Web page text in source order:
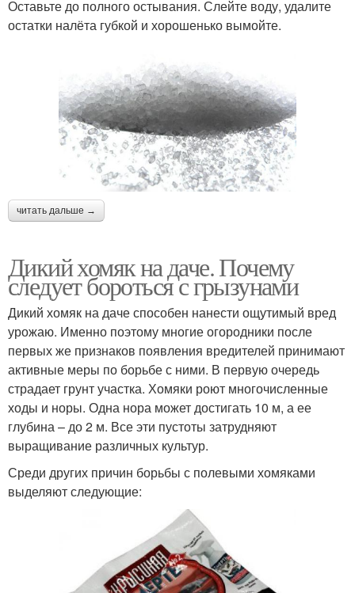
Оставьте до полного остывания. Слейте воду, удалите
остатки налёта губкой и хорошенько вымойте.
читать дальше →
Дикий хомяк на даче. Почему
следует бороться с грызунами
Дикий хомяк на даче способен нанести ощутимый вред
урожаю. Именно поэтому многие огородники после
первых же признаков появления вредителей принимают
активные меры по борьбе с ними. В первую очередь
страдает грунт участка. Хомяки роют многочисленные
ходы и норы. Одна нора может достигать 10 м, а ее
глубина – до 2 м. Все эти пустоты затрудняют
выращивание различных культур.
Среди других причин борьбы с полевыми хомяками
выделяют следующие: